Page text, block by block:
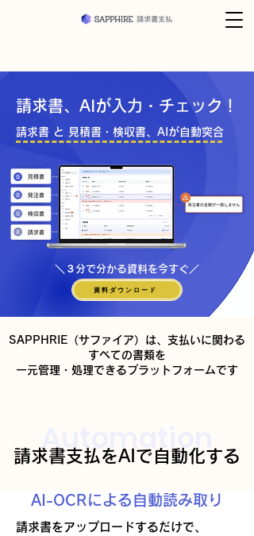
請求書、AIが入力・チェック！
請求書 と 見積書・検収書、AIが自動突合
​＼ ３ 分で分かる資料を今すぐ／
資料ダウンロード
SAPPHRIE（サファイア）は、支払いに関わる
すべての書類を
一元管理・処理できるプラットフォームです
Automation
請求書支払をAIで自動化する
AI-OCRによる自動読み取り
請求書をアップロードするだけで、